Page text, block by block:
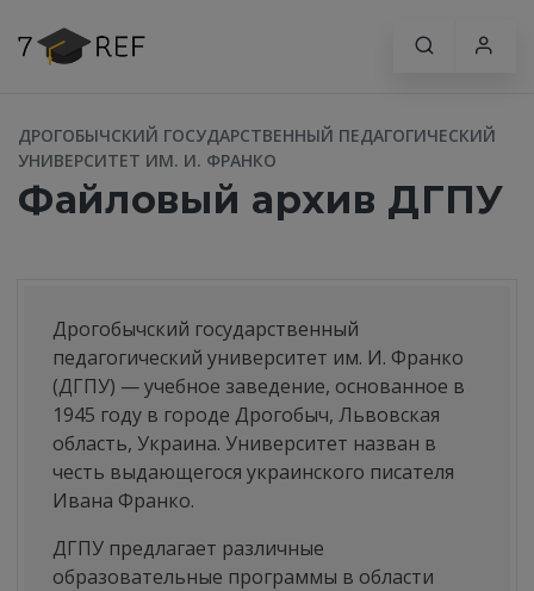
ДРОГОБЫЧСКИЙ ГОСУДАРСТВЕННЫЙ ПЕДАГОГИЧЕСКИЙ
УНИВЕРСИТЕТ ИМ. И. ФРАНКО
Файловый архив ДГПУ
Дрогобычский государственный
педагогический университет им. И. Франко
(ДГПУ) — учебное заведение, основанное в
1945 году в городе Дрогобыч, Львовская
область, Украина. Университет назван в
честь выдающегося украинского писателя
Ивана Франко.
ДГПУ предлагает различные
образовательные программы в области